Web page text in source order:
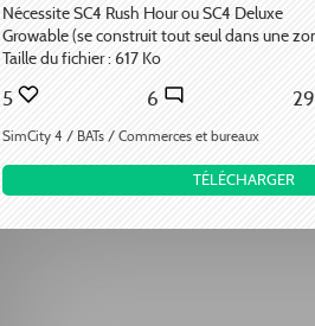
Nécessite SC4 Rush Hour ou SC4 Deluxe
Growable (se construit tout seul dans une
Taille du fichier : 617 Ko
5 6
SimCity 4 / BATs / Commerces et bureaux
TÉLÉCHARGER